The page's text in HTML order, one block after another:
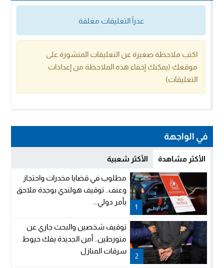
عذراً التعليقات مغلقة
اكتب ملاحظة صغيرة عن التعليقات المنشورة على
موقعك (يمكنك إخفاء هذه الملاحظة من إعدادات
التعليقات)
في الواجهة
الأكثر مشاهدة الأكثر شعبية
1
مطلوب في قضايا مخدرات واحتجاز
وعنف.. توقيف هولندي بوجدة ملاحق
بأمر دولي...
2
توقيف شخصين والبحث جاري عن
متورطين.. أمن الجديدة يفك خيوط
سرقات المنازل